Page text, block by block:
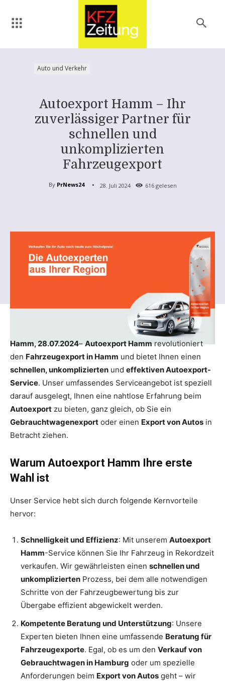
Auto und Verkehr
Autoexport Hamm – Ihr
zuverlässiger Partner für
schnellen und
unkomplizierten
Fahrzeugexport
By PrNews24 28. Juli 2024 616gelesen
Hamm, 28.07.2024–Autoexport Hammrevolutioniert
den Fahrzeugexport in Hamm und bietet Ihnen einen
schnellen, unkomplizierten und effektiven Autoexport-
Service. Unser umfassendes Serviceangebot ist speziell
darauf ausgelegt, Ihnen eine nahtlose Erfahrung beim
Autoexport zu bieten, ganz gleich, ob Sie ein
Gebrauchtwagenexport oder einen Export von Autos in
Betracht ziehen.
Warum Autoexport Hamm Ihre erste
Wahl ist
Unser Service hebt sich durch folgende Kernvorteile
hervor:
Schnelligkeit und Effizienz: Mit unserem Autoexport
Hamm-Service können Sie Ihr Fahrzeug in Rekordzeit
verkaufen. Wir gewährleisten einen schnellen und
unkomplizierten Prozess, bei dem alle notwendigen
Schritte von der Fahrzeugbewertung bis zur
Übergabe effizient abgewickelt werden.
Kompetente Beratung und Unterstützung: Unsere
Experten bieten Ihnen eine umfassende Beratung für
Fahrzeugexporte. Egal, ob es um den Verkauf von
Gebrauchtwagen in Hamburg oder um spezielle
Anforderungen beim Export von Autos geht – wir